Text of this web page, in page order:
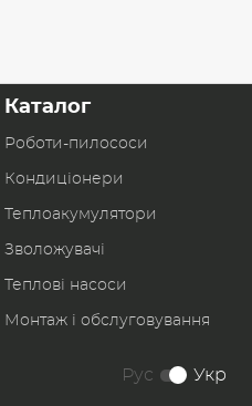
Каталог
Роботи-пилоcоси
Кондиціонери
Теплоакумулятори
Зволожувачі
Теплові насоси
Монтаж і обслуговування
Рус Укр